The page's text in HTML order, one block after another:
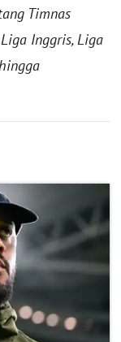
Timnas
Inggris, Liga